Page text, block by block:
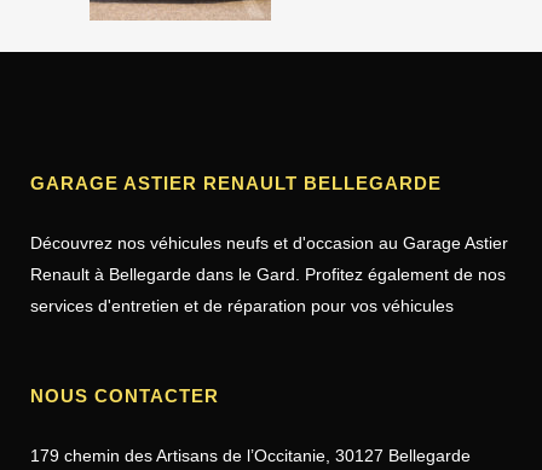
GARAGE ASTIER RENAULT BELLEGARDE
Découvrez nos véhicules neufs et d'occasion au Garage Astier
Renault à Bellegarde dans le Gard. Profitez également de nos
services d'entretien et de réparation pour vos véhicules
NOUS CONTACTER
179 chemin des Artisans de l’Occitanie, 30127 Bellegarde